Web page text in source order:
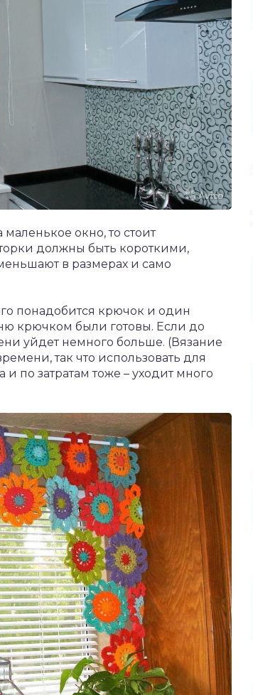
окно, то стоит
должны быть короткими,
в размерах и само
понадобится крючок и один
крючком были готовы. Если до
уйдет немного больше. (Вязание
так что использовать для
по затратам тоже – уходит много